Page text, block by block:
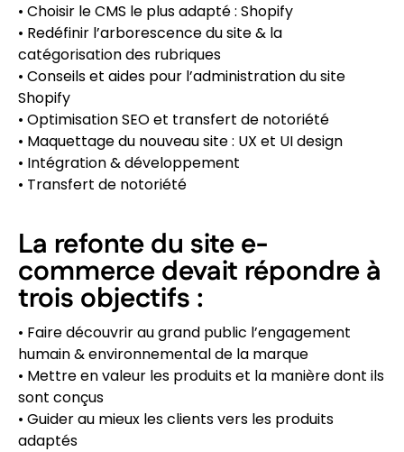
• Choisir le CMS le plus adapté : Shopify
• Redéfinir l’arborescence du site & la
catégorisation des rubriques
• Conseils et aides pour l’administration du site
Shopify
• Optimisation SEO et transfert de notoriété
• Maquettage du nouveau site : UX et UI design
• Intégration & développement
• Transfert de notoriété
La refonte du site e-
commerce devait répondre à
trois objectifs :
• Faire découvrir au grand public l’engagement
humain & environnemental de la marque
• Mettre en valeur les produits et la manière dont ils
sont conçus
• Guider au mieux les clients vers les produits
adaptés